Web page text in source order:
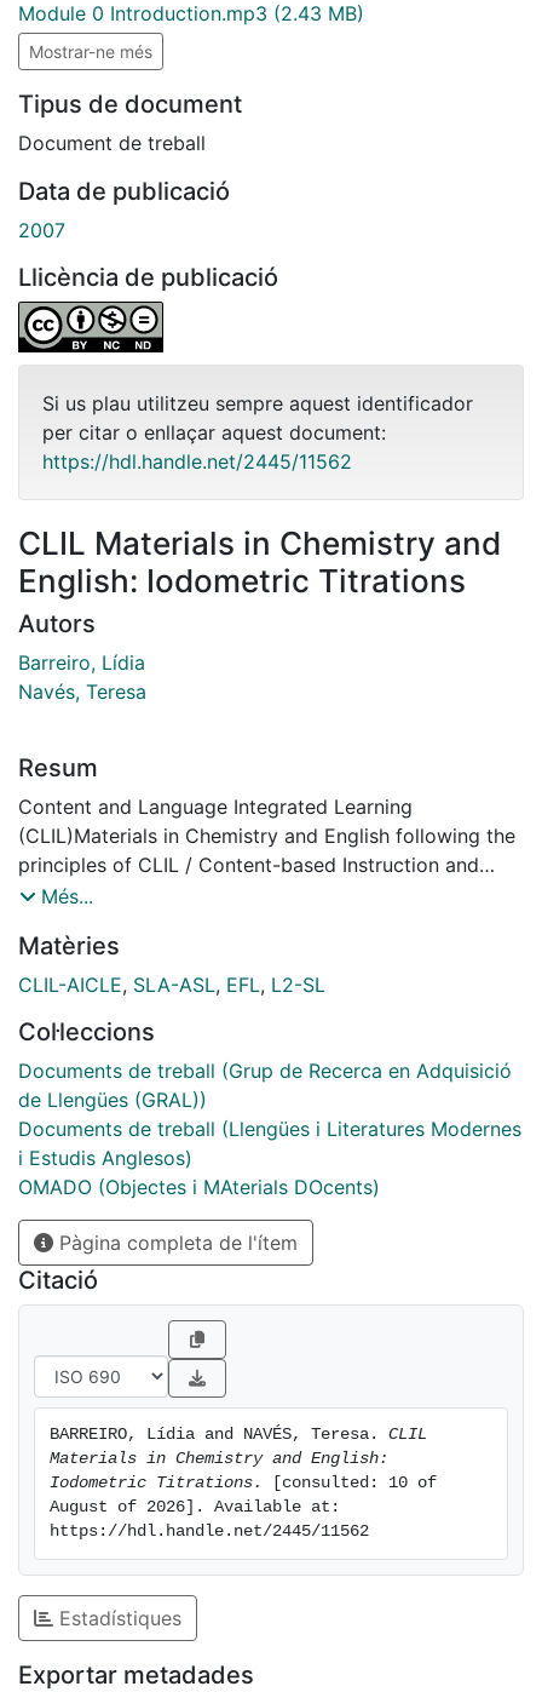
Module 0 Introduction.mp3 (2.43 MB)
Mostrar-ne més
Tipus de document
Document de treball
Data de publicació
2007
Llicència de publicació
Si us plau utilitzeu sempre aquest identificador
per citar o enllaçar aquest document:
https://hdl.handle.net/2445/11562
CLIL Materials in Chemistry and
English: Iodometric Titrations
Autors
Barreiro, Lídia
Navés, Teresa
Resum
Content and Language Integrated Learning
(CLIL)Materials in Chemistry and English following the
principles of CLIL / Content-based Instruction and
Task-based Learning
Més...
Matèries
CLIL-AICLE, SLA-ASL, EFL, L2-SL
Col·leccions
Documents de treball (Grup de Recerca en Adquisició
de Llengües (GRAL))
Documents de treball (Llengües i Literatures Modernes
i Estudis Anglesos)
OMADO (Objectes i MAterials DOcents)
Pàgina completa de l'ítem
Citació
BARREIRO, Lídia and NAVÉS, Teresa. CLIL
Materials in Chemistry and English:
Iodometric Titrations.
[consulted: 10 of
August of 2026]. Available at:
https://hdl.handle.net/2445/11562
Estadístiques
Exportar metadades